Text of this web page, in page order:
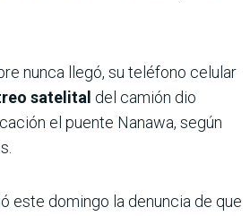
nunca llegó, su teléfono celular
satelital del camión dio
el puente Nanawa, según
este domingo la denuncia de que